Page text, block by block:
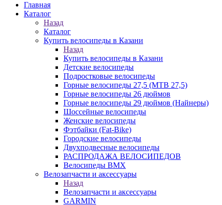
Главная
Каталог
Назад
Каталог
Купить велосипеды в Казани
Назад
Купить велосипеды в Казани
Детские велосипеды
Подростковые велосипеды
Горные велосипеды 27,5 (MTB 27,5)
Горные велосипеды 26 дюймов
Горные велосипеды 29 дюймов (Найнеры)
Шоссейные велосипеды
Женские велосипеды
Фэтбайки (Fat-Bike)
Городские велосипеды
Двухподвесные велосипеды
РАСПРОДАЖА ВЕЛОСИПЕДОВ
Велосипеды BMX
Велозапчасти и аксессуары
Назад
Велозапчасти и аксессуары
GARMIN